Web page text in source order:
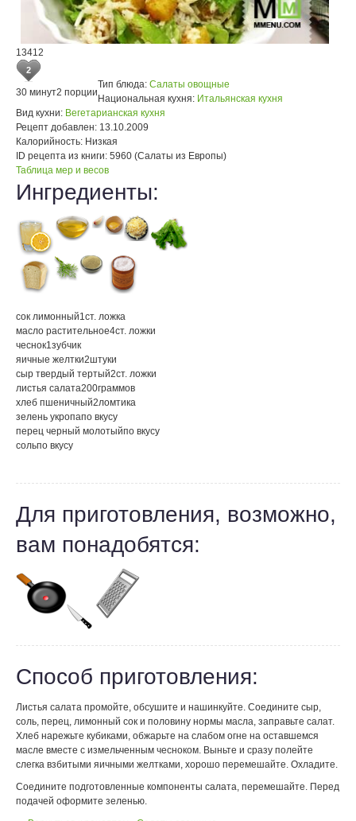
13412
2
30 минут2 порции
Тип блюда: Салаты овощные
Национальная кухня: Итальянская кухня
Вид кухни: Вегетарианская кухня
Рецепт добавлен: 13.10.2009
Калорийность: Низкая
ID рецепта из книги: 5960 (Салаты из Европы)
Таблица мер и весов
Ингредиенты:
сок лимонный1ст. ложка
масло растительное4ст. ложки
чеснок1зубчик
яичные желтки2штуки
сыр твердый тертый2ст. ложки
листья салата200граммов
хлеб пшеничный2ломтика
зелень укропапо вкусу
перец черный молотыйпо вкусу
сольпо вкусу
Для приготовления, возможно,
вам понадобятся:
Способ приготовления:
Листья салата промойте, обсушите и нашинкуйте. Соедините сыр,
соль, перец, лимонный сок и половину нормы масла, заправьте салат.
Хлеб нарежьте кубиками, обжарьте на слабом огне на оставшемся
масле вместе с измельченным чесноком. Выньте и сразу полейте
слегка взбитыми яичными желтками, хорошо перемешайте. Охладите.
Соедините подготовленные компоненты салата, перемешайте. Перед
подачей оформите зеленью.